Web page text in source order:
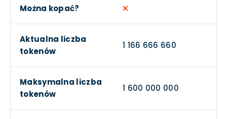
Można kopać?
Aktualna liczba
tokenów
1 166 666 660
Maksymalna liczba
tokenów
1 600 000 000